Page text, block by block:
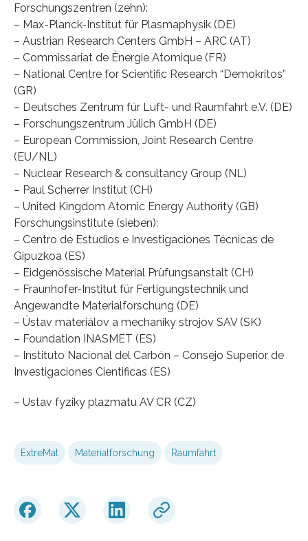
Forschungszentren (zehn):
– Max-Planck-Institut für Plasmaphysik (DE)
– Austrian Research Centers GmbH – ARC (AT)
– Commissariat de Ènergie Atomique (FR)
– National Centre for Scientific Research “Demokritos”
(GR)
– Deutsches Zentrum für Luft- und Raumfahrt e.V. (DE)
– Forschungszentrum Jülich GmbH (DE)
– European Commission, Joint Research Centre
(EU/NL)
– Nuclear Research & consultancy Group (NL)
– Paul Scherrer Institut (CH)
– United Kingdom Atomic Energy Authority (GB)
Forschungsinstitute (sieben):
– Centro de Estudios e Investigaciones Técnicas de
Gipuzkoa (ES)
– Eidgenössische Material Prüfungsanstalt (CH)
– Fraunhofer-Institut für Fertigungstechnik und
Angewandte Materialforschung (DE)
– Ústav materiálov a mechaniky strojov SAV (SK)
– Foundation INASMET (ES)
– Instituto Nacional del Carbón – Consejo Superior de
Investigaciones Cientificas (ES)
– Ustav fyziky plazmatu AV CR (CZ)
ExtreMat Materialforschung Raumfahrt